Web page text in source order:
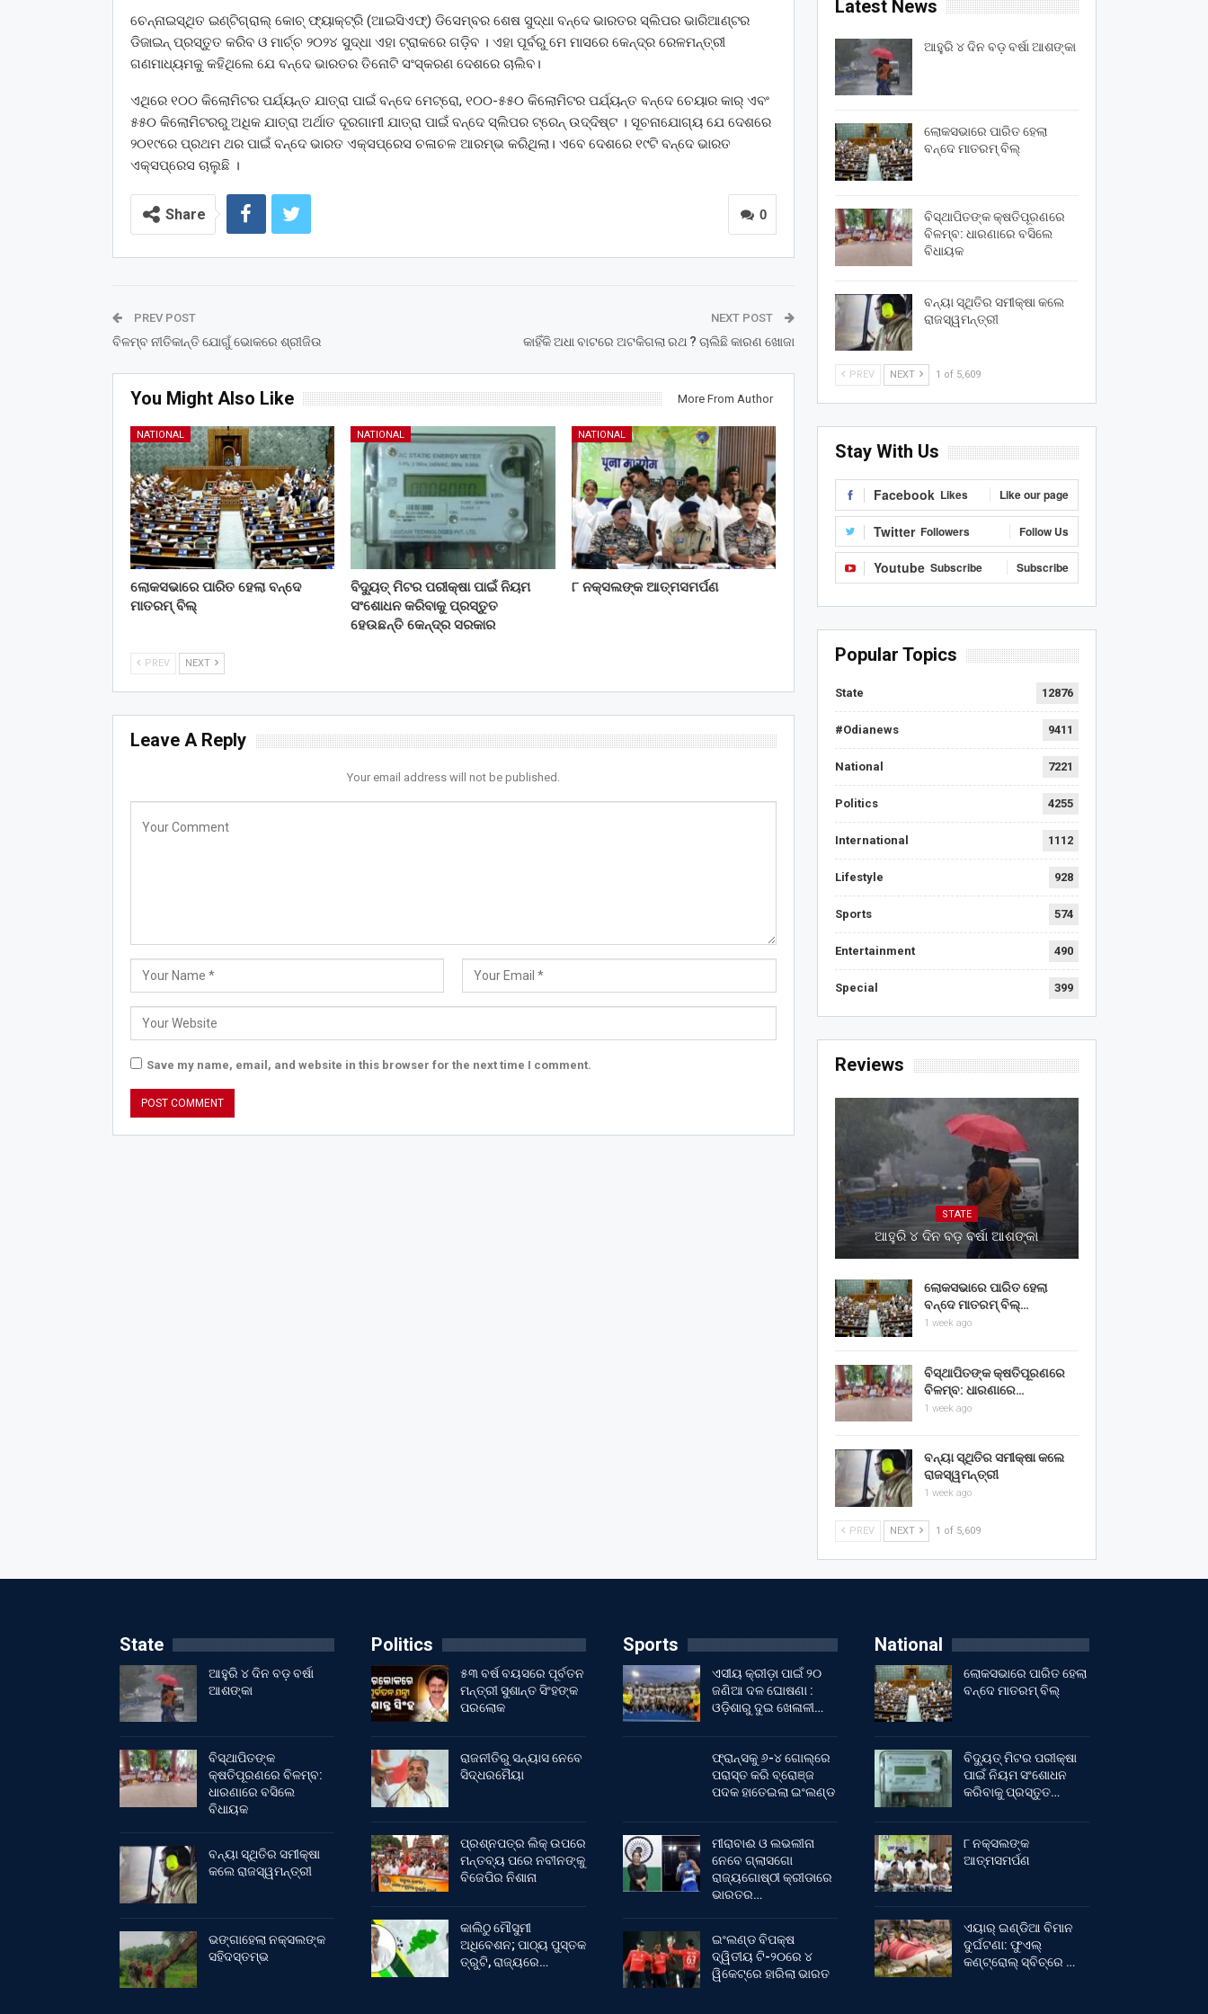
ଚେନ୍ନାଇସ୍ଥିତ ଇଣ୍ଟିଗ୍ରାଲ୍ କୋଚ୍ ଫ୍ୟାକ୍ଟ୍ରି (ଆଇସିଏଫ୍) ଡିସେମ୍ବର ଶେଷ ସୁଦ୍ଧା ବନ୍ଦେ ଭାରତର ସ୍ଲିପର ଭାରିଆଣ୍ଟର
ଡିଜାଇନ୍ ପ୍ରସ୍ତୁତ କରିବ ଓ ମାର୍ଚ୍ଚ ୨୦୨୪ ସୁଦ୍ଧା ଏହା ଟ୍ରାକରେ ଗଡ଼ିବ । ଏହା ପୂର୍ବରୁ ମେ ମାସରେ କେନ୍ଦ୍ର ରେଳମନ୍ତ୍ରୀ
ଗଣମାଧ୍ୟମକୁ କହିଥିଲେ ଯେ ବନ୍ଦେ ଭାରତର ତିନୋଟି ସଂସ୍କରଣ ଦେଶରେ ଚାଲିବ।
ଏଥିରେ ୧୦୦ କିଲୋମିଟର ପର୍ଯ୍ୟନ୍ତ ଯାତ୍ରା ପାଇଁ ବନ୍ଦେ ମେଟ୍ରୋ, ୧୦୦-୫୫୦ କିଲୋମିଟର ପର୍ଯ୍ୟନ୍ତ ବନ୍ଦେ ଚେୟାର କାର୍ ଏବଂ
୫୫୦ କିଲୋମିଟରରୁ ଅଧିକ ଯାତ୍ରା ଅର୍ଥାତ ଦୂରଗାମୀ ଯାତ୍ରା ପାଇଁ ବନ୍ଦେ ସ୍ଲିପର ଟ୍ରେନ୍ ଉଦ୍ଦିଷ୍ଟ । ସୂଚନାଯୋଗ୍ୟ ଯେ ଦେଶରେ
୨୦୧୯ରେ ପ୍ରଥମ ଥର ପାଇଁ ବନ୍ଦେ ଭାରତ ଏକ୍ସପ୍ରେସ ଚଳାଚଳ ଆରମ୍ଭ କରିଥିଲା। ଏବେ ଦେଶରେ ୧୯ଟି ବନ୍ଦେ ଭାରତ
ଏକ୍ସପ୍ରେସ ଚାଲୁଛି ।
0
Share
PREV POST
ବିଳମ୍ବ ନୀତିକାନ୍ତି ଯୋଗୁଁ ଭୋକରେ ଶ୍ରୀଜିଉ
NEXT POST
କାହିଁକି ଅଧା ବାଟରେ ଅଟକିଗଲା ରଥ ? ଚାଲିଛି କାରଣ ଖୋଜା
You Might Also Like More From Author
NATIONAL
ଲୋକସଭାରେ ପାରିତ ହେଲା ବନ୍ଦେ
ମାତରମ୍‌ ବିଲ୍‌
NATIONAL
ବିଦ୍ୟୁତ୍ ମିଟର ପରୀକ୍ଷା ପାଇଁ ନିୟମ
ସଂଶୋଧନ କରିବାକୁ ପ୍ରସ୍ତୁତ
ହେଉଛନ୍ତି କେନ୍ଦ୍ର ସରକାର
NATIONAL
୮ ନକ୍ସଲଙ୍କ ଆତ୍ମସମର୍ପଣ
PREV NEXT
Leave A Reply
Your email address will not be published.
Save my name, email, and website in this browser for the next time I comment.
Latest News
ଆହୁରି ୪ ଦିନ ବଡ଼ ବର୍ଷା ଆଶଙ୍କା
ଲୋକସଭାରେ ପାରିତ ହେଲା
ବନ୍ଦେ ମାତରମ୍‌ ବିଲ୍‌
ବିସ୍ଥାପିତଙ୍କ କ୍ଷତିପୂରଣରେ
ବିଳମ୍ବ: ଧାରଣାରେ ବସିଲେ
ବିଧାୟକ
ବନ୍ୟା ସ୍ଥିତିର ସମୀକ୍ଷା କଲେ
ରାଜସ୍ୱମନ୍ତ୍ରୀ
PREV NEXT 1 of 5,609
Stay With Us
Facebook Likes Like our page
Twitter Followers Follow Us
Youtube Subscribe Subscribe
Popular Topics
State 12876
#Odianews 9411
National 7221
Politics 4255
International 1112
Lifestyle 928
Sports 574
Entertainment 490
Special 399
Reviews
STATE
ଆହୁରି ୪ ଦିନ ବଡ଼ ବର୍ଷା ଆଶଙ୍କା
ଲୋକସଭାରେ ପାରିତ ହେଲା
ବନ୍ଦେ ମାତରମ୍‌ ବିଲ୍‌…
1 week ago
ବିସ୍ଥାପିତଙ୍କ କ୍ଷତିପୂରଣରେ
ବିଳମ୍ବ: ଧାରଣାରେ…
1 week ago
ବନ୍ୟା ସ୍ଥିତିର ସମୀକ୍ଷା କଲେ
ରାଜସ୍ୱମନ୍ତ୍ରୀ
1 week ago
PREV NEXT 1 of 5,609
State
ଆହୁରି ୪ ଦିନ ବଡ଼ ବର୍ଷା
ଆଶଙ୍କା
ବିସ୍ଥାପିତଙ୍କ
କ୍ଷତିପୂରଣରେ ବିଳମ୍ବ:
ଧାରଣାରେ ବସିଲେ
ବିଧାୟକ
ବନ୍ୟା ସ୍ଥିତିର ସମୀକ୍ଷା
କଲେ ରାଜସ୍ୱମନ୍ତ୍ରୀ
ଭଙ୍ଗାହେଲା ନକ୍ସଲଙ୍କ
ସହିଦସ୍ତମ୍ଭ
Politics
୫୩ ବର୍ଷ ବୟସରେ ପୂର୍ବତନ
ମନ୍ତ୍ରୀ ସୁଶାନ୍ତ ସିଂହଙ୍କ
ପରଲୋକ
ରାଜନୀତିରୁ ସନ୍ୟାସ ନେବେ
ସିଦ୍ଧରମୈୟା
ପ୍ରଶ୍ନପତ୍ର ଲିକ୍ ଉପରେ
ମନ୍ତବ୍ୟ ପରେ ନବୀନଙ୍କୁ
ବିଜେପିର ନିଶାନା
କାଲିଠୁ ମୌସୁମୀ
ଅଧିବେଶନ; ପାଠ୍ୟ ପୁସ୍ତକ
ତ୍ରୁଟି, ରାଜ୍ୟରେ…
Sports
ଏସୀୟ କ୍ରୀଡ଼ା ପାଇଁ ୨୦
ଜଣିଆ ଦଳ ଘୋଷଣା :
ଓଡ଼ିଶାରୁ ଦୁଇ ଖେଳାଳୀ…
ଫ୍ରାନ୍ସକୁ ୬-୪ ଗୋଲ୍‌ରେ
ପରାସ୍ତ କରି ବ୍ରୋଞ୍ଜ
ପଦକ ହାତେଇଲା ଇଂଲଣ୍ଡ
ମୀରାବାଈ ଓ ଲଭଲୀନା
ନେବେ ଗ୍ଲାସଗୋ
ରାଜ୍ୟଗୋଷ୍ଠୀ କ୍ରୀଡାରେ
ଭାରତର…
ଇଂଲଣ୍ଡ ବିପକ୍ଷ
ଦ୍ୱିତୀୟ ଟି-୨୦ରେ ୪
ୱିକେଟ୍‌ରେ ହାରିଲା ଭାରତ
National
ଲୋକସଭାରେ ପାରିତ ହେଲା
ବନ୍ଦେ ମାତରମ୍‌ ବିଲ୍‌
ବିଦ୍ୟୁତ୍ ମିଟର ପରୀକ୍ଷା
ପାଇଁ ନିୟମ ସଂଶୋଧନ
କରିବାକୁ ପ୍ରସ୍ତୁତ…
୮ ନକ୍ସଲଙ୍କ
ଆତ୍ମସମର୍ପଣ
ଏୟାର୍ ଇଣ୍ଡିଆ ବିମାନ
ଦୁର୍ଘଟଣା: ଫୁଏଲ୍‌
କଣ୍ଟ୍ରୋଲ୍‌ ସ୍ବିଚ୍‌ରେ …